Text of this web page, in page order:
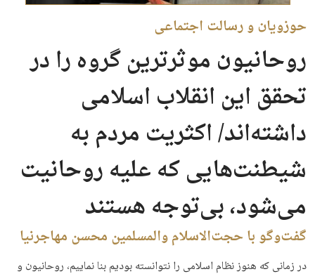
حوزویان و رسالت اجتماعی
روحانیون موثرترین گروه را در
تحقق این انقلاب اسلامی
داشته‌اند/ اکثریت مردم به
شیطنت‌هایی که علیه روحانیت
می‌شود، بی‌توجه هستند
گفت‌وگو با حجت‌الاسلام والمسلمین محسن مهاجرنیا
در زمانی که هنوز نظام اسلامی را نتوانسته بودیم بنا نماییم، روحانیون و